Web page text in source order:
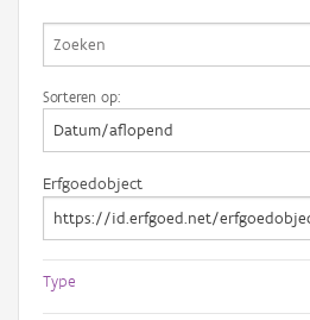
Sorteren op:
Erfgoedobject
Type